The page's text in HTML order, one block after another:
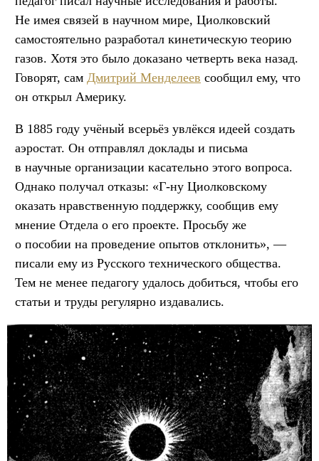
Не имея связей в научном мире, Циолковский
самостоятельно разработал кинетическую теорию
газов. Хотя это было доказано четверть века назад.
Говорят, сам Дмитрий Менделеев сообщил ему, что
он открыл Америку.
В 1885 году учёный всерьёз увлёкся идеей создать
аэростат. Он отправлял доклады и письма
в научные организации касательно этого вопроса.
Однако получал отказы: «Г-ну Циолковскому
оказать нравственную поддержку, сообщив ему
мнение Отдела о его проекте. Просьбу же
о пособии на проведение опытов отклонить», —
писали ему из Русского технического общества.
Тем не менее педагогу удалось добиться, чтобы его
статьи и труды регулярно издавались.